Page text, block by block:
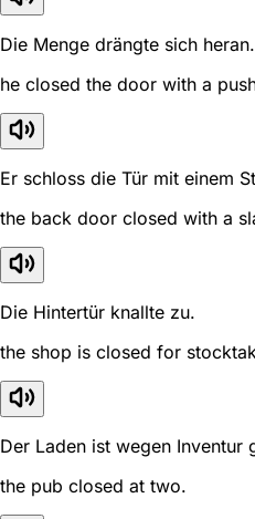
Die Menge drängte sich heran.
he closed the door with a
Er schloss die Tür mit einem
the back door closed with a
Die Hintertür knallte zu.
the shop is closed for
Der Laden ist wegen Inventur
the pub closed at two.